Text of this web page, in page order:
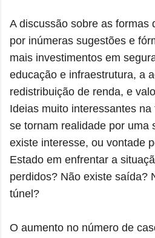
A discussão sobre as
por inúmeras sugestões e
mais investimentos em
educação e infraestrutura, a
redistribuição de renda, e
Ideias muito interessantes
se tornam realidade por uma
existe interesse, ou vontade
Estado em enfrentar a
perdidos? Não existe saída?
túnel?
O aumento no número de